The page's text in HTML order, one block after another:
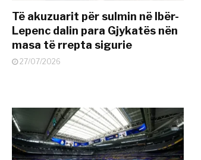
Të akuzuarit për sulmin në Ibër-
Lepenc dalin para Gjykatës nën
masa të rrepta sigurie
27/07/2026